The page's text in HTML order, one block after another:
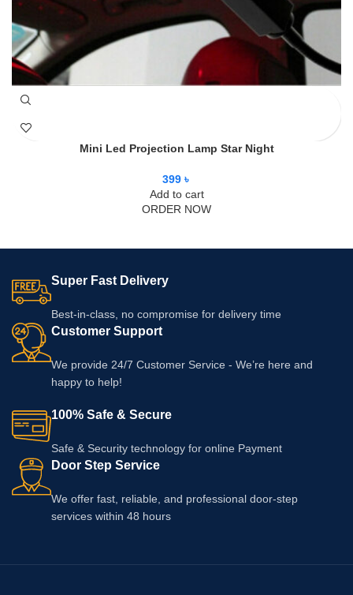
Mini Led Projection Lamp Star Night
399 ৳
Add to cart
ORDER NOW
Super Fast Delivery
Best-in-class, no compromise for delivery time
Customer Support
We provide 24/7 Customer Service - We’re here and
happy to help!
100% Safe & Secure
Safe & Security technology for online Payment
Door Step Service
We offer fast, reliable, and professional door-step
services within 48 hours